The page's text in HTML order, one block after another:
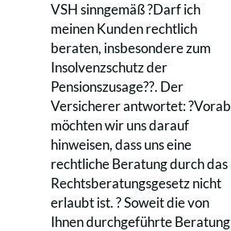
VSH sinngemäß ?Darf ich
meinen Kunden rechtlich
beraten, insbesondere zum
Insolvenzschutz der
Pensionszusage??. Der
Versicherer antwortet: ?Vorab
möchten wir uns darauf
hinweisen, dass uns eine
rechtliche Beratung durch das
Rechtsberatungsgesetz nicht
erlaubt ist. ? Soweit die von
Ihnen durchgeführte Beratung